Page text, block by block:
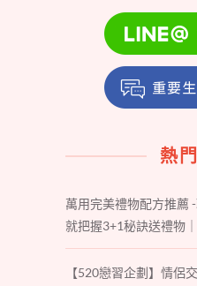
熱
萬用完美禮物配方推薦
就把握3+1秘訣送禮物
【520戀習企劃】情侶